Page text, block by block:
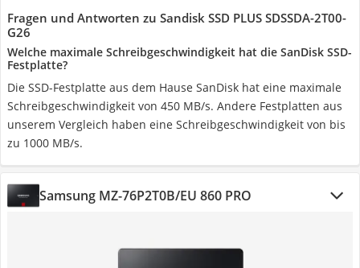
Fragen und Antworten zu Sandisk SSD PLUS SDSSDA-2T00-
G26
Welche maximale Schreibgeschwindigkeit hat die SanDisk SSD-
Festplatte?
Die SSD-Festplatte aus dem Hause SanDisk hat eine maximale
Schreibgeschwindigkeit von 450 MB/s. Andere Festplatten aus
unserem Vergleich haben eine Schreibgeschwindigkeit von bis
zu 1000 MB/s.
Samsung MZ-76P2T0B/EU 860 PRO